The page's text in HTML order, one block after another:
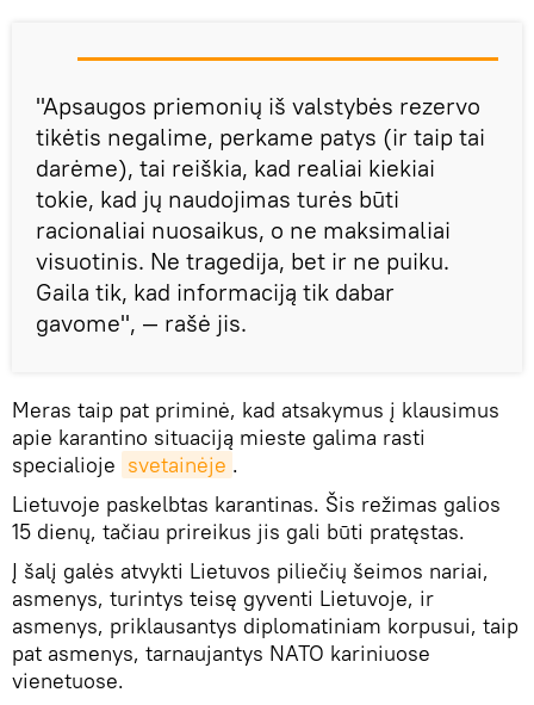
"Apsaugos priemonių iš valstybės rezervo
tikėtis negalime, perkame patys (ir taip tai
darėme), tai reiškia, kad realiai kiekiai
tokie, kad jų naudojimas turės būti
racionaliai nuosaikus, o ne maksimaliai
visuotinis. Ne tragedija, bet ir ne puiku.
Gaila tik, kad informaciją tik dabar
gavome", — rašė jis.
Meras taip pat priminė, kad atsakymus į klausimus
apie karantino situaciją mieste galima rasti
specialioje svetainėje .
Lietuvoje paskelbtas karantinas. Šis režimas galios
15 dienų, tačiau prireikus jis gali būti pratęstas.
Į šalį galės atvykti Lietuvos piliečių šeimos nariai,
asmenys, turintys teisę gyventi Lietuvoje, ir
asmenys, priklausantys diplomatiniam korpusui, taip
pat asmenys, tarnaujantys NATO kariniuose
vienetuose.